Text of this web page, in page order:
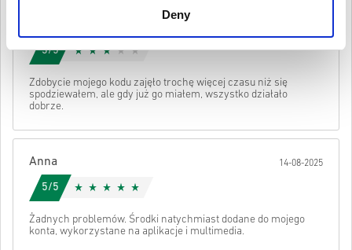
Deny
• Wpisz swój adres e-mail
• Wybierz preferowaną metodę płatności
• Sfinalizuj zamówienie
Po wszystkim otrzymasz e-mail z bezpiecznym linkiem do swojego
kodu.
Zawartość do pobrania lub produkty DLC — aby zagrać w
to rozszerzenie, musisz mieć oryginalną grę.
W przypadku niektórych produktów możesz otrzymać
więcej niż jeden kod.
Anuluj
3/5
Zdobycie mojego kodu zajęło trochę więcej czasu niż się
spodziewałem, ale gdy już go miałem, wszystko działało
dobrze.
Anna 14-08-2025
5/5
Żadnych problemów. Środki natychmiast dodane do mojego
konta, wykorzystane na aplikacje i multimedia.